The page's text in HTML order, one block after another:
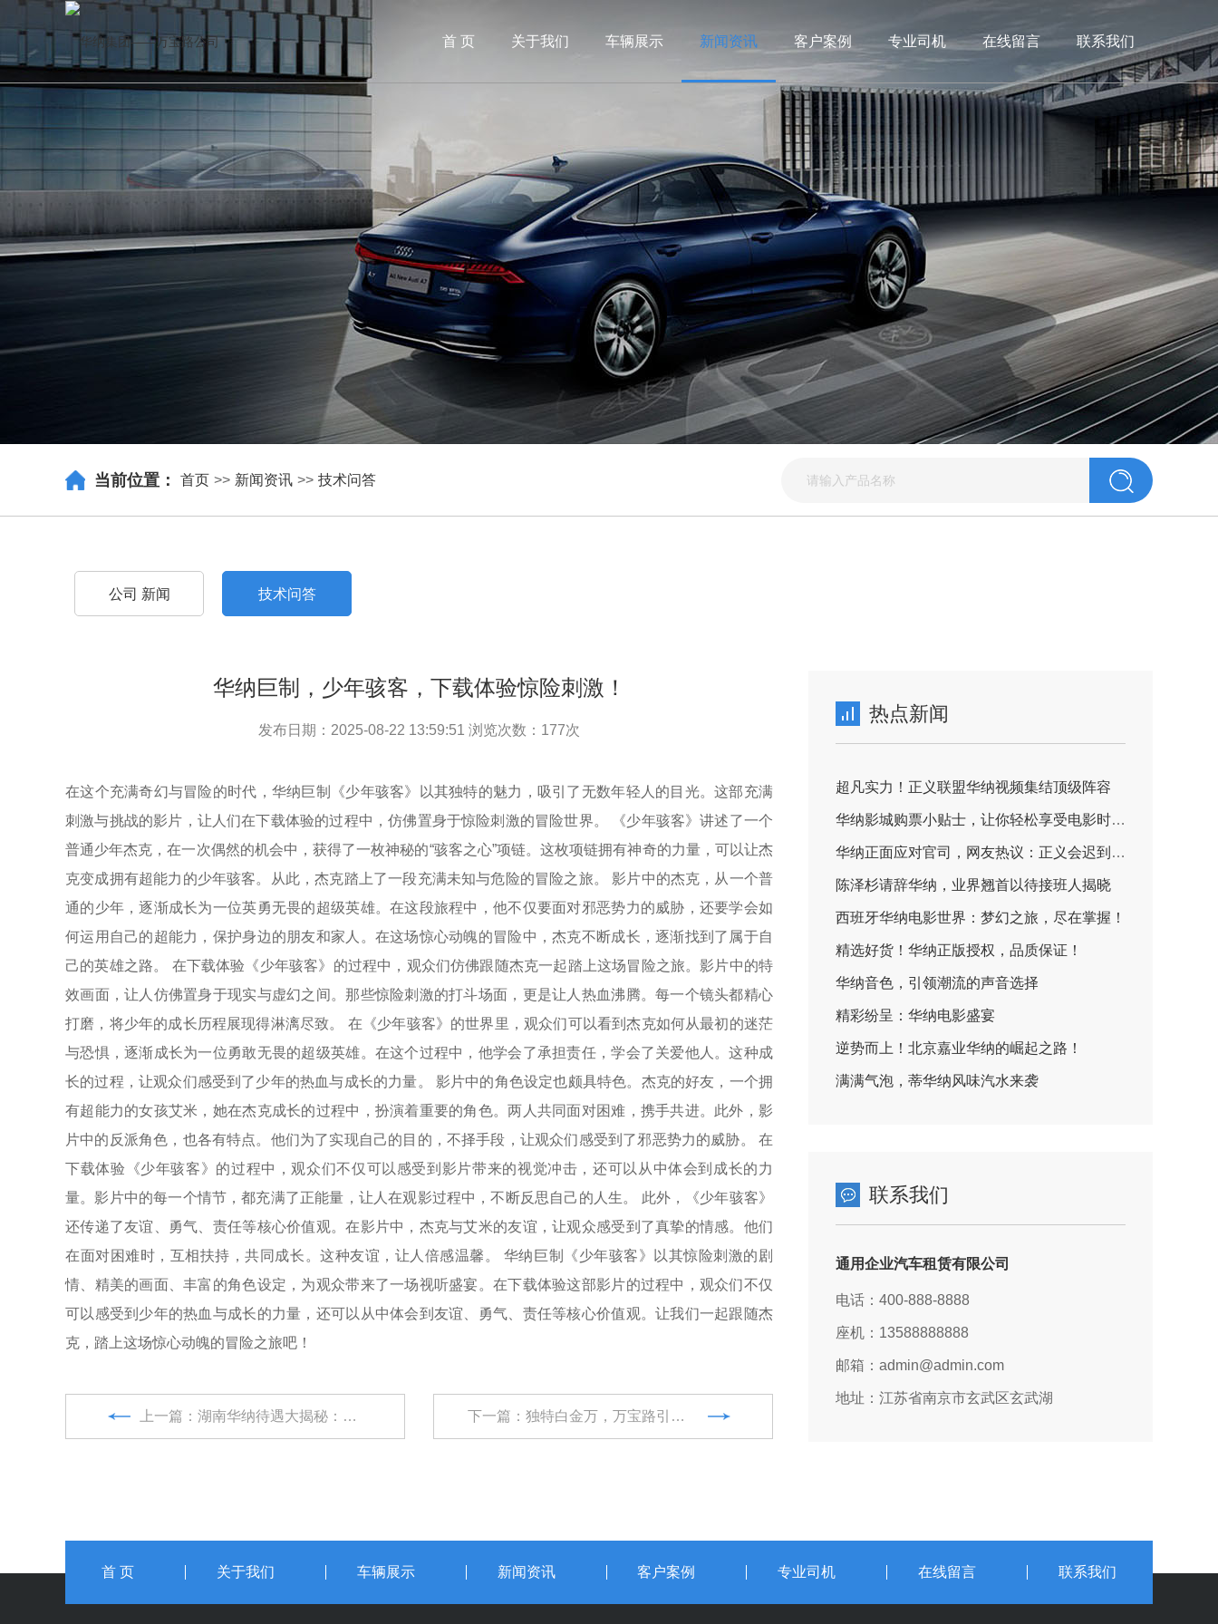
首 页 关于我们 车辆展示 新闻资讯 客户案例 专业司机 在线留言 联系我们
当前位置： 首页 >> 新闻资讯 >> 技术问答
公司 新闻 技术问答
华纳巨制，少年骇客，下载体验惊险刺激！
发布日期：2025-08-22 13:59:51 浏览次数： 177次
在这个充满奇幻与冒险的时代，华纳巨制《少年骇客》以其独特的魅力，吸引了无数年轻人的目光。这部充满
刺激与挑战的影片，让人们在下载体验的过程中，仿佛置身于惊险刺激的冒险世界。 《少年骇客》讲述了一个
普通少年杰克，在一次偶然的机会中，获得了一枚神秘的“骇客之心”项链。这枚项链拥有神奇的力量，可以让杰
克变成拥有超能力的少年骇客。从此，杰克踏上了一段充满未知与危险的冒险之旅。 影片中的杰克，从一个普
通的少年，逐渐成长为一位英勇无畏的超级英雄。在这段旅程中，他不仅要面对邪恶势力的威胁，还要学会如
何运用自己的超能力，保护身边的朋友和家人。在这场惊心动魄的冒险中，杰克不断成长，逐渐找到了属于自
己的英雄之路。 在下载体验《少年骇客》的过程中，观众们仿佛跟随杰克一起踏上这场冒险之旅。影片中的特
效画面，让人仿佛置身于现实与虚幻之间。那些惊险刺激的打斗场面，更是让人热血沸腾。每一个镜头都精心
打磨，将少年的成长历程展现得淋漓尽致。 在《少年骇客》的世界里，观众们可以看到杰克如何从最初的迷茫
与恐惧，逐渐成长为一位勇敢无畏的超级英雄。在这个过程中，他学会了承担责任，学会了关爱他人。这种成
长的过程，让观众们感受到了少年的热血与成长的力量。 影片中的角色设定也颇具特色。杰克的好友，一个拥
有超能力的女孩艾米，她在杰克成长的过程中，扮演着重要的角色。两人共同面对困难，携手共进。此外，影
片中的反派角色，也各有特点。他们为了实现自己的目的，不择手段，让观众们感受到了邪恶势力的威胁。 在
下载体验《少年骇客》的过程中，观众们不仅可以感受到影片带来的视觉冲击，还可以从中体会到成长的力
量。影片中的每一个情节，都充满了正能量，让人在观影过程中，不断反思自己的人生。 此外，《少年骇客》
还传递了友谊、勇气、责任等核心价值观。在影片中，杰克与艾米的友谊，让观众感受到了真挚的情感。他们
在面对困难时，互相扶持，共同成长。这种友谊，让人倍感温馨。 华纳巨制《少年骇客》以其惊险刺激的剧
情、精美的画面、丰富的角色设定，为观众带来了一场视听盛宴。在下载体验这部影片的过程中，观众们不仅
可以感受到少年的热血与成长的力量，还可以从中体会到友谊、勇气、责任等核心价值观。让我们一起跟随杰
克，踏上这场惊心动魄的冒险之旅吧！
上一篇：湖南华纳待遇大揭秘：薪资高福利棒，求职者的最佳选择？ 下一篇：独特白金万，万宝路引领潮流
热点新闻
超凡实力！正义联盟华纳视频集结顶级阵容
华纳影城购票小贴士，让你轻松享受电影时光！
华纳正面应对官司，网友热议：正义会迟到但不会缺席！
陈泽杉请辞华纳，业界翘首以待接班人揭晓
西班牙华纳电影世界：梦幻之旅，尽在掌握！
精选好货！华纳正版授权，品质保证！
华纳音色，引领潮流的声音选择
精彩纷呈：华纳电影盛宴
逆势而上！北京嘉业华纳的崛起之路！
满满气泡，蒂华纳风味汽水来袭
联系我们
通用企业汽车租赁有限公司
电话：400-888-8888
座机：13588888888
邮箱：admin@admin.com
地址：江苏省南京市玄武区玄武湖
首 页 关于我们 车辆展示 新闻资讯 客户案例 专业司机 在线留言 联系我们